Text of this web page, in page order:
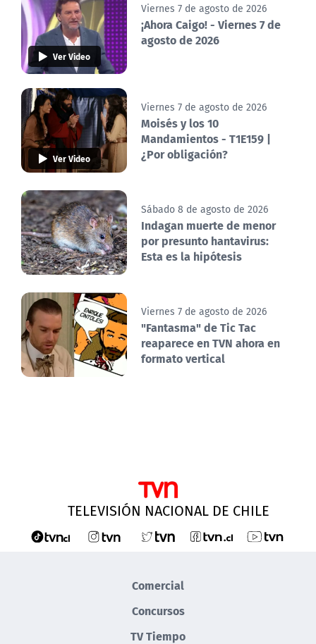
Ver Video
Viernes 7 de agosto de 2026
¡Ahora Caigo! - Viernes 7 de
agosto de 2026
Ver Video
Viernes 7 de agosto de 2026
Moisés y los 10
Mandamientos - T1E159 |
¿Por obligación?
Sábado 8 de agosto de 2026
Indagan muerte de menor
por presunto hantavirus:
Esta es la hipótesis
Viernes 7 de agosto de 2026
"Fantasma" de Tic Tac
reaparece en TVN ahora en
formato vertical
TELEVISIÓN NACIONAL DE CHILE
Comercial
Concursos
TV Tiempo